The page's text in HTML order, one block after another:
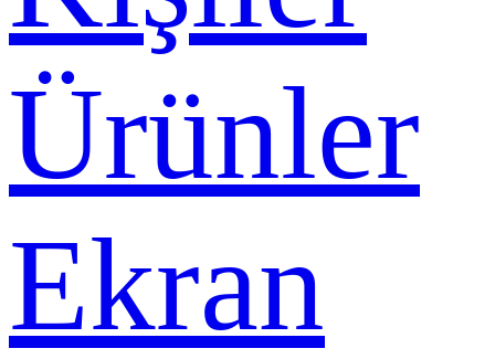
Ürünler
Ekran